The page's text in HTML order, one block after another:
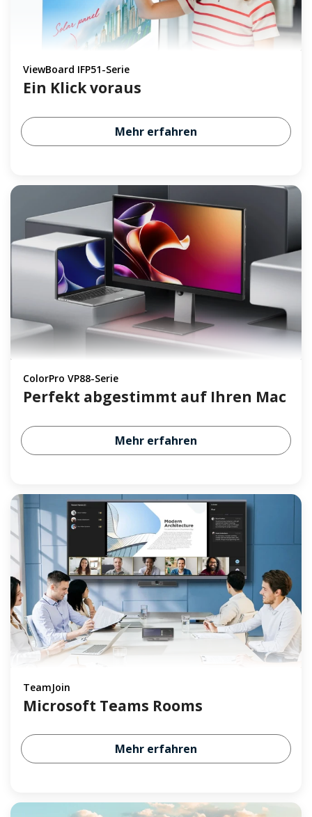
ViewBoard IFP51-Serie
Ein Klick voraus
Mehr erfahren
ColorPro VP88-Serie
Perfekt abgestimmt auf Ihren Mac
Mehr erfahren
TeamJoin
Microsoft Teams Rooms
Mehr erfahren